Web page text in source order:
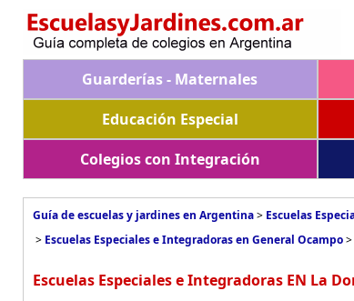
Guarderías - Maternales
Educación Especial
Colegios con Integración
Guía de escuelas y jardines en Argentina> Escuelas
> Escuelas Especiales e Integradoras en General Ocampo>
Escuelas Especiales e Integradoras EN La